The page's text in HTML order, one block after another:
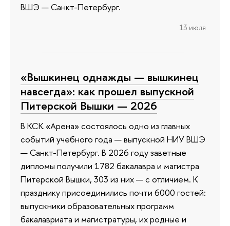
ВШЭ — Санкт-Петербург.
13 июля
«Вышкинец однажды — вышкинец
навсегда»: как прошел выпускной
Питерской Вышки — 2026
В КСК «Арена» состоялось одно из главных
событий учебного года — выпускной НИУ ВШЭ
— Санкт-Петербург. В 2026 году заветные
дипломы получили 1782 бакалавра и магистра
Питерской Вышки, 303 из них — с отличием. К
празднику присоединились почти 6000 гостей:
выпускники образовательных программ
бакалавриата и магистратуры, их родные и